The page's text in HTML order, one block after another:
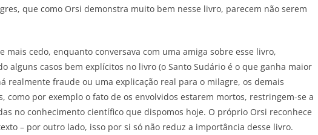
que como Orsi demonstra muito bem nesse livro, parecem não serem
mais cedo, enquanto conversava com uma amiga sobre esse livro,
alguns casos bem explícitos no livro (o Santo Sudário é o que ganha maior
realmente fraude ou uma explicação real para o milagre, os demais
como por exemplo o fato de os envolvidos estarem mortos, restringem-se a
no conhecimento científico que dispomos hoje. O próprio Orsi reconhece
– por outro lado, isso por si só não reduz a importância desse livro.